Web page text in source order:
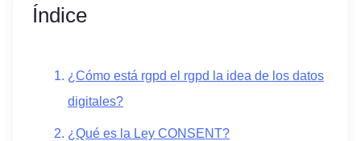
Índice
¿Cómo está rgpd el rgpd la idea de los datos
digitales?
¿Qué es la Ley CONSENT?